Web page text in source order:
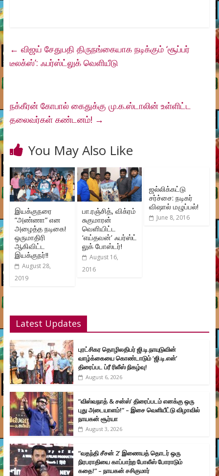
← விஜய் சேதுபதி திருநங்கையாக நடிக்கும் ‘சூப்பர்
டீலக்ஸ்’: ஃபர்ஸ்ட்லுக் வெளியீடு
நக்கீரன் கோபால் கைதுக்கு மு.க.ஸ்டாலின் உள்ளிட்ட
தலைவர்கள் கண்டனம்! →
You May Also Like
இயக்குநரை
”அண்ணா” என
அழைத்த நடிகை!
ஒருமாதிரி
ஆகிவிட்ட
இயக்குநர்!!
August 28,
2019
பா.ரஞ்சித், விக்ரம்
சுகுமாரன்
வெளியிட்ட
‘எய்தவன்’ ஃபர்ஸ்ட்
லுக் போஸ்டர்!
August 16,
2016
ஜல்லிக்கட்டு
சர்ச்சை: நடிகர்
விஷால் மழுப்பல்!
June 8, 2016
Latest Updates
புரட்சிகர தொழிலதிபர் ஜி.டி.நாயுடுவின்
வாழ்க்கையை கொண்டாடும் ‘ஜி.டி.என்’
திரைப்பட ப்ரீ ரிலீஸ் நிகழ்வு!
August 6, 2026
“விஸ்வநாத் & சன்ஸ்’ திரைப்படம் எனக்கு ஒரு
புது அடையாளம்!” – இசை வெளியீட்டு விழாவில்
நாயகன் சூர்யா
August 3, 2026
“வதந்தி சீசன் 2’ இணையத் தொடர் ஒரு
நிரபராதியை காப்பாற்ற போலீஸ் போராடும்
கதை!” – நாயகன் சசிகுமார்